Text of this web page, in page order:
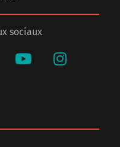
sociaux